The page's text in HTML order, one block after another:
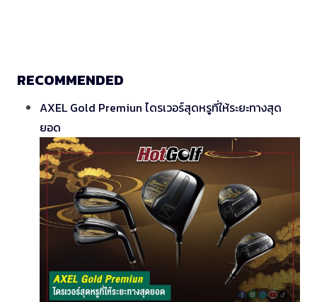
RECOMMENDED
AXEL Gold Premiun ไดรเวอร์สุดหรูที่ให้ระยะทางสุด
ยอด